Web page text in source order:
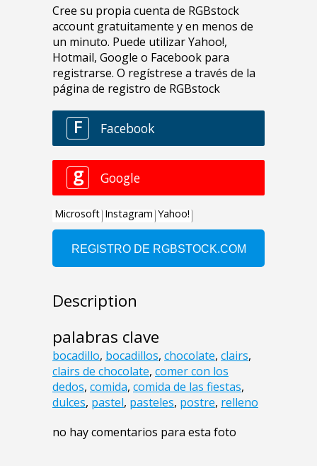
Description
palabras clave
bocadillo, bocadillos, chocolate, clairs,
clairs de chocolate, comer con los
dedos, comida, comida de las fiestas,
dulces, pastel, pasteles, postre, relleno
no hay comentarios para esta foto